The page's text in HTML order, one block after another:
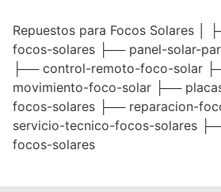
Repuestos para Focos Solares │
focos-solares ├── panel-solar-
├── control-remoto-foco-solar
movimiento-foco-solar ├──
focos-solares ├── reparacion-
servicio-tecnico-focos-solares
focos-solares